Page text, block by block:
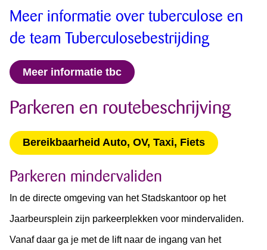
Meer informatie over tuberculose en
de team Tuberculosebestrijding
Meer informatie tbc
Parkeren en routebeschrijving
Bereikbaarheid Auto, OV, Taxi, Fiets
Parkeren mindervaliden
In de directe omgeving van het Stadskantoor op het
Jaarbeursplein zijn parkeerplekken voor mindervaliden.
Vanaf daar ga je met de lift naar de ingang van het